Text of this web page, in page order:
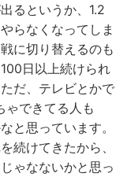
るというか、1.2
らなくなってしま
に切り替えるのも
日以上続けられ
だ、テレビとかで
ゃできてる人も
と思っています。
続けてきたから、
ゃなないかと思っ